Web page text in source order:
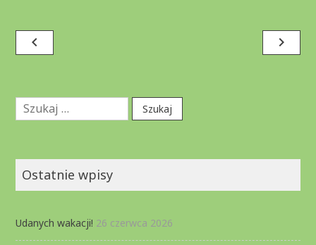
Nawigacja
wpisu
navigate_before navigate_next
Szukaj:
Ostatnie wpisy
Udanych wakacji! 26 czerwca 2026